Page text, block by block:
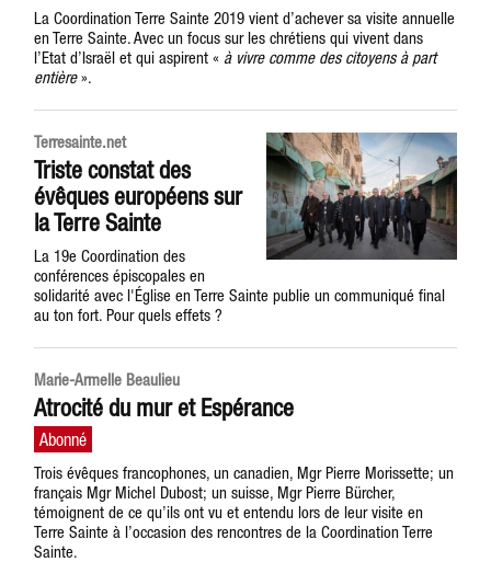
La Coordination Terre Sainte 2019 vient d’achever sa visite annuelle
en Terre Sainte. Avec un focus sur les chrétiens qui vivent dans
l’Etat d’Israël et qui aspirent «à vivre comme des citoyens à part
entière».
Terresainte.net
Triste constat des
évêques européens sur
la Terre Sainte
La 19e Coordination des
conférences épiscopales en
solidarité avec l'Église en Terre Sainte publie un communiqué final
au ton fort. Pour quels effets ?
Marie-Armelle Beaulieu
Atrocité du mur et Espérance
Trois évêques francophones, un canadien, Mgr Pierre Morissette; un
français Mgr Michel Dubost; un suisse, Mgr Pierre Bürcher,
témoignent de ce qu’ils ont vu et entendu lors de leur visite en
Terre Sainte à l’occasion des rencontres de la Coordination Terre
Sainte.